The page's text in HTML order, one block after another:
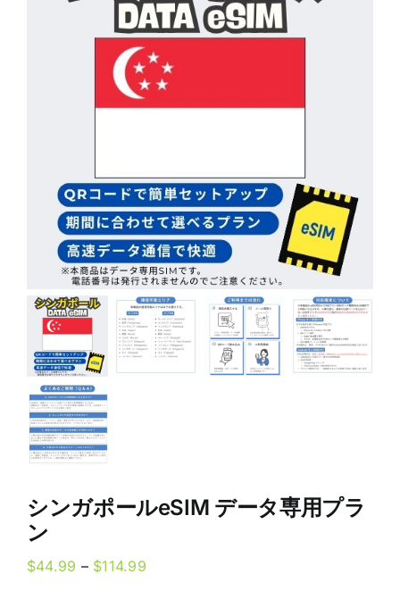
シンガポールeSIM データ専用プラ
ン
$44.99 – $114.99Price